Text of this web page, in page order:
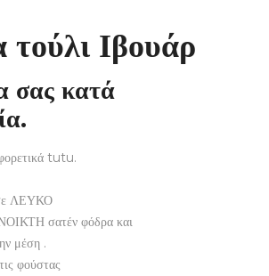
Ιβουάρ
σας κατά
tutu.
ΛΕΥΚΟ
σατέν φόδρα και
μέση .
φούστας